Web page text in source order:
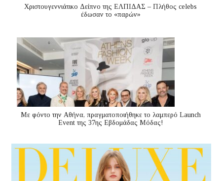
Χριστουγεννιάτικο Δείπνο της ΕΛΠΙΔΑΣ – Πλήθος celebs
έδωσαν το «παρών»
Με φόντο την Αθήνα, πραγματοποιήθηκε το λαμπερό Launch
Event της 37ης Εβδομάδας Μόδας!